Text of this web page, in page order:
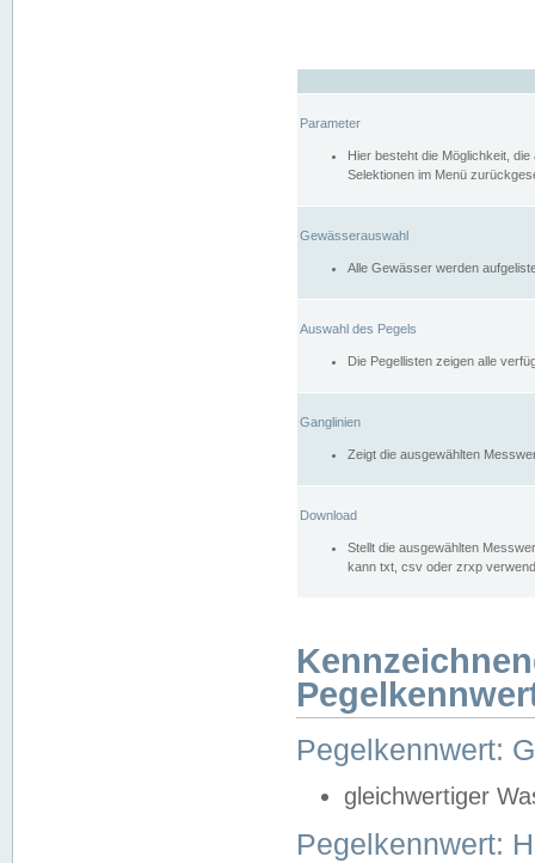
Parameter
Hier besteht die Möglichkeit,
Selektionen im Menü
Gewässerauswahl
Alle Gewässer werden
Auswahl des Pegels
Die Pegellisten zeigen alle
Ganglinien
Zeigt die ausgewählten
Download
Stellt die ausgewählten
kann txt, csv oder zrxp
Pegelkennwert:
gleichwertiger
Pegelkennwert: